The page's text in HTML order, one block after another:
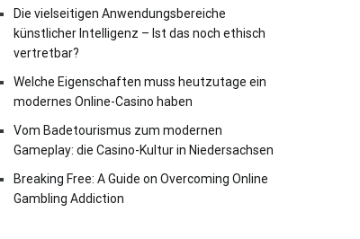
Die vielseitigen Anwendungsbereiche
künstlicher Intelligenz – Ist das noch ethisch
vertretbar?
Welche Eigenschaften muss heutzutage ein
modernes Online-Casino haben
Vom Badetourismus zum modernen
Gameplay: die Casino-Kultur in Niedersachsen
Breaking Free: A Guide on Overcoming Online
Gambling Addiction